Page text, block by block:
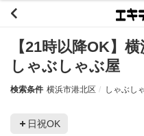
【21時以降OK】
しゃぶしゃぶ屋
検索条件 横浜市港北区 しゃぶし
日祝OK